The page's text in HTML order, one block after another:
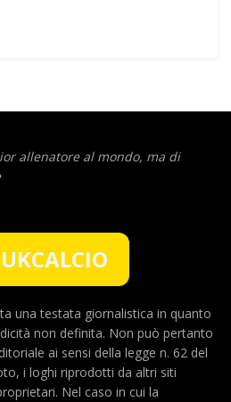
allenatore al mondo, ma di
una testata giornalistica in quanto
non definita. Non può pertanto
ai sensi della legge n. 62 del
i loghi riprodotti da altri siti
Nel caso in cui la